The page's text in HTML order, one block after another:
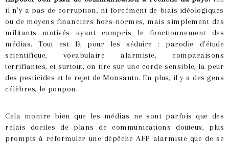
il n'y a pas de corruption, ni forcément de biais idéologiques
ou de moyens financiers hors-normes, mais simplement des
militants motivés ayant compris le fonctionnement des
médias. Tout est là pour les séduire : parodie d'étude
scientifique, vocabulaire alarmiste, comparaisons
terrifiantes, et surtout, on tire sur une corde sensible, la peur
des pesticides et le rejet de Monsanto. En plus, il y a des gens
célèbres, le ponpon.
Cela montre bien que les médias ne sont parfois que des
relais dociles de plans de communications douteux, plus
prompts à reformuler une dépêche AFP alarmiste que de se